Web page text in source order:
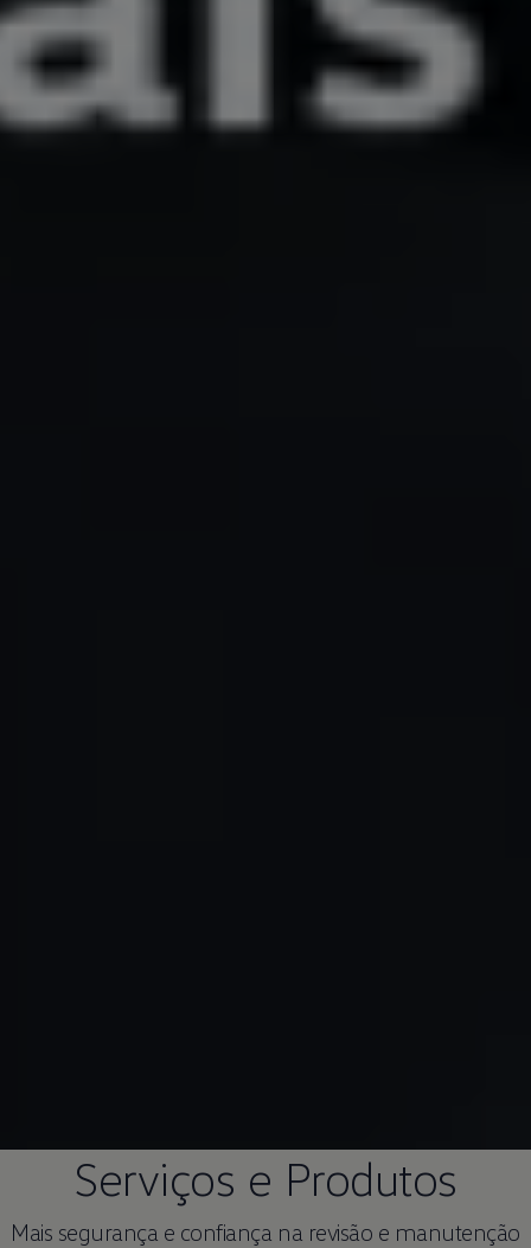
Serviços e Produtos
Mais segurança e confiança na revisão e manutenção